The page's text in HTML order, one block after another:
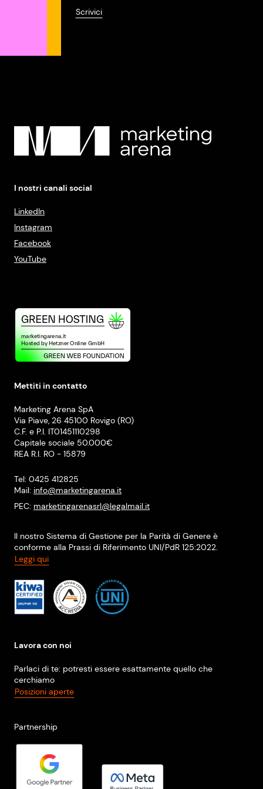
Scrivici
I nostri canali social
LinkedIn
Instagram
Facebook
YouTube
Mettiti in contatto
Marketing Arena SpA
Via Piave, 26 45100 Rovigo (RO)
C.F. e P.I. IT01451110298
Capitale sociale 50.000€
REA R.I. RO - 15879
Tel: 0425 412825
Mail: info@marketingarena.it
PEC: marketingarenasrl@legalmail.it
Il nostro Sistema di Gestione per la Parità di Genere è
conforme alla Prassi di Riferimento UNI/PdR 125:2022.
Leggi qui
Lavora con noi
Parlaci di te: potresti essere esattamente quello che
cerchiamo
Posizioni aperte
Partnership